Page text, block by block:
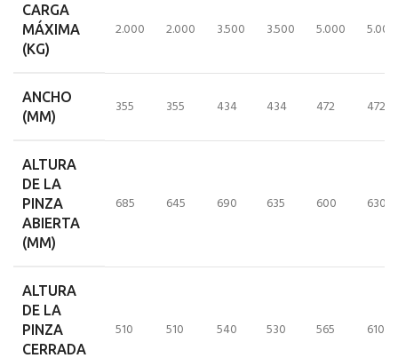
CARGA
MÁXIMA
(KG)
2.000 2.000 3.500 3.500 5.000 5.000
ANCHO
(MM)
355 355 434 434 472 472
ALTURA
DE LA
PINZA
ABIERTA
(MM)
685 645 690 635 600 630
ALTURA
DE LA
PINZA
CERRADA
510 510 540 530 565 610